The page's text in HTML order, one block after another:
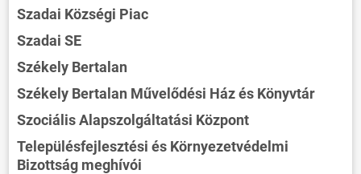
Szadai Községi Piac
Szadai SE
Székely Bertalan
Székely Bertalan Művelődési Ház és Könyvtár
Szociális Alapszolgáltatási Központ
Településfejlesztési és Környezetvédelmi
Bizottság meghívói